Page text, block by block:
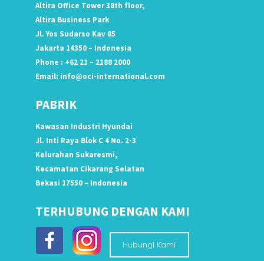
Altira Office Tower 38th floor,
Altira Business Park
Jl. Yos Sudarso Kav 85
Jakarta 14350 – Indonesia
Phone : +62 21 – 2188 2000
Email: info@oci-international.com
PABRIK
Kawasan Industri Hyundai
Jl. Inti Raya Blok C 4 No. 2-3
Kelurahan Sukaresmi,
Kecamatan Cikarang Selatan
Bekasi 17550 – Indonesia
TERHUBUNG DENGAN KAMI
Hubungi Kami